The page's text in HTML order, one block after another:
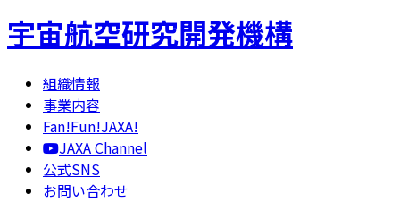
宇宙航空研究開発機構
組織情報
事業内容
Fan!Fun!JAXA!
JAXA Channel
公式SNS
お問い合わせ